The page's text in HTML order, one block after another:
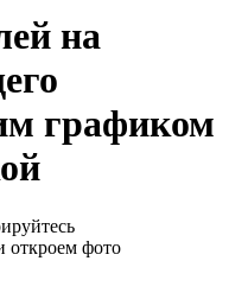
на
графиком
откроем фото